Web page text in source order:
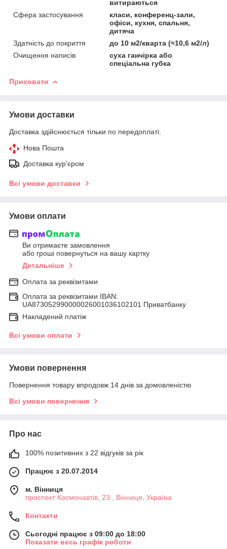
витираються
Сфера застосування
класи, конференц-зали,
офіси, кухня, спальня,
дитяча
Здатність до покриття
до 10 м2/кварта (≈10,6 м2/л)
Очищення написів
суха ганчірка або
спеціальна губка
Приховати
Умови доставки
Доставка здійснюється тільки по передоплаті.
Нова Пошта
Доставка кур'єром
Всі умови доставки
Умови оплати
Ви отримаєте замовлення
або гроші повернуться на вашу картку
Детальніше
Оплата за реквізитами
Оплата за реквізитами IBAN:
UA873052990000026001036102101 Приватбанку
Накладений платіж
Всі умови оплати
Умови повернення
Повернення товару впродовж 14 днів за домовленістю
Всі умови повернення
Про нас
100% позитивних з 22 відгуків за рік
Працює з 20.07.2014
м. Вінниця
проспект Космонавтів, 23 , Вінниця, Україна
Контакти
Сьогодні працює з 09:00 до 18:00
Показати весь графік роботи